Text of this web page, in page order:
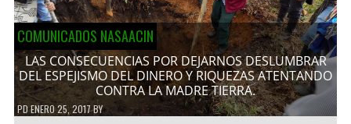
COMUNICADOS NASAACIN
LAS CONSECUENCIAS POR DEJARNOS DESLUMBRAR
DEL ESPEJISMO DEL DINERO Y RIQUEZAS ATENTANDO
CONTRA LA MADRE TIERRA.
PDENERO 25, 2017BY